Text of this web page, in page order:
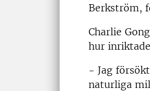
Berkström,
Charlie
hur
- Jag
naturliga